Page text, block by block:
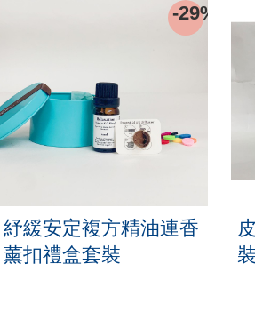
-29%
紓緩安定複方精油連香
薰扣禮盒套裝
裝